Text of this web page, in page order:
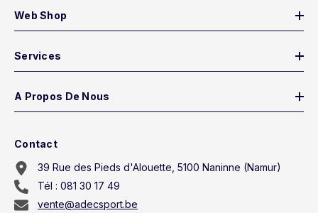
Web Shop
Services
A Propos De Nous
Contact
39 Rue des Pieds d'Alouette, 5100 Naninne (Namur)
Tél : 081 30 17 49
vente@adecsport.be